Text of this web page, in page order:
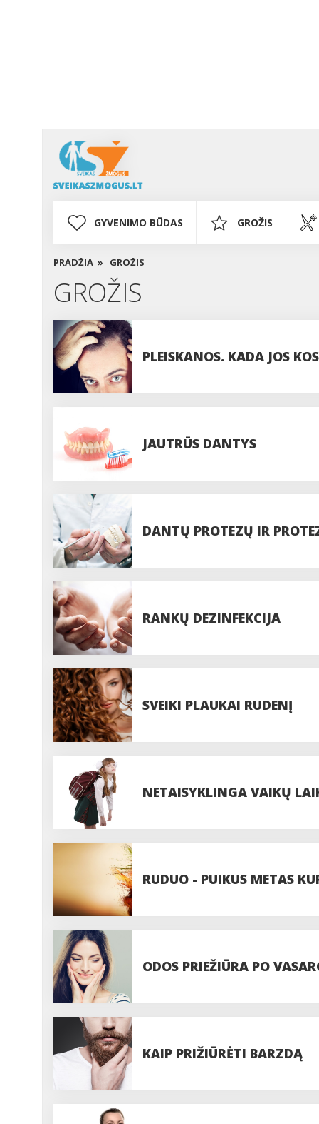
GYVENIMO BŪDAS GROŽIS
PRADŽIA » GROŽIS
GROŽIS
PLEISKANOS. KADA JOS
JAUTRŪS DANTYS
DANTŲ PROTEZŲ IR
RANKŲ DEZINFEKCIJA
SVEIKI PLAUKAI RUDENĮ
NETAISYKLINGA VAIKŲ
RUDUO - PUIKUS METAS
ODOS PRIEŽIŪRA PO
KAIP PRIŽIŪRĖTI BARZDĄ